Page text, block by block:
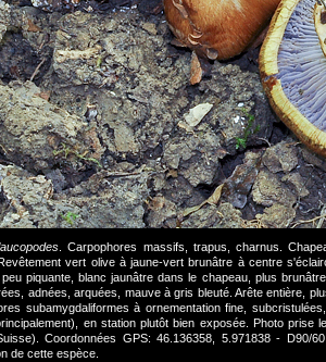
. Carpophores massifs, trapus, charnus.
vert olive à jaune-vert brunâtre à centre
piquante, blanc jaunâtre dans le chapeau, plus
adnées, arquées, mauve à gris bleuté. Arête entière,
subamygdaliformes à ornementation fine,
en station plutôt bien exposée. Photo
Coordonnées GPS: 46.136358, 5.971838 -
de cette espèce.